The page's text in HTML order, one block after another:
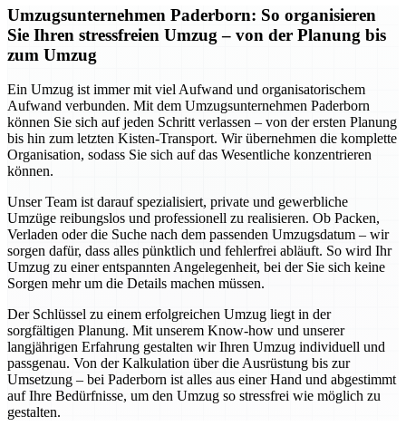
Umzugsunternehmen Paderborn: So organisieren
Sie Ihren stressfreien Umzug – von der Planung bis
zum Umzug
Ein Umzug ist immer mit viel Aufwand und organisatorischem
Aufwand verbunden. Mit dem Umzugsunternehmen Paderborn
können Sie sich auf jeden Schritt verlassen – von der ersten Planung
bis hin zum letzten Kisten-Transport. Wir übernehmen die komplette
Organisation, sodass Sie sich auf das Wesentliche konzentrieren
können.
Unser Team ist darauf spezialisiert, private und gewerbliche
Umzüge reibungslos und professionell zu realisieren. Ob Packen,
Verladen oder die Suche nach dem passenden Umzugsdatum – wir
sorgen dafür, dass alles pünktlich und fehlerfrei abläuft. So wird Ihr
Umzug zu einer entspannten Angelegenheit, bei der Sie sich keine
Sorgen mehr um die Details machen müssen.
Der Schlüssel zu einem erfolgreichen Umzug liegt in der
sorgfältigen Planung. Mit unserem Know-how und unserer
langjährigen Erfahrung gestalten wir Ihren Umzug individuell und
passgenau. Von der Kalkulation über die Ausrüstung bis zur
Umsetzung – bei Paderborn ist alles aus einer Hand und abgestimmt
auf Ihre Bedürfnisse, um den Umzug so stressfrei wie möglich zu
gestalten.